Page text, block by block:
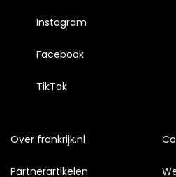
Instagram
Facebook
TikTok
Over frankrijk.nl
Partnerartikelen